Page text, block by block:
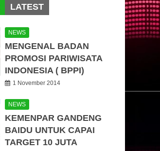
LATEST
NEWS
MENGENAL BADAN
PROMOSI PARIWISATA
INDONESIA ( BPPI)
1 November 2014
NEWS
KEMENPAR GANDENG
BAIDU UNTUK CAPAI
TARGET 10 JUTA